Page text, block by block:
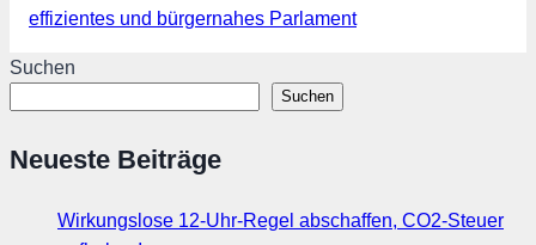
effizientes und bürgernahes Parlament
Suchen
Suchen
Neueste Beiträge
Wirkungslose 12-Uhr-Regel abschaffen, CO2-Steuer